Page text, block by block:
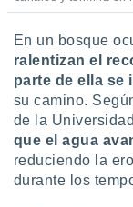
crear un
la
contenido
medir el
En un bosque
ralentizan el
parte de ella se
su camino.
de la
que el agua
reduciendo la
durante los